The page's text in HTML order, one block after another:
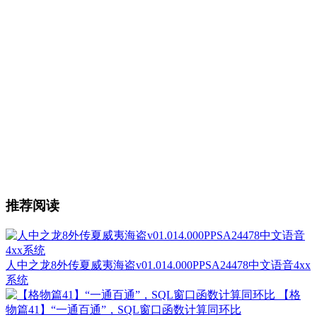
推荐阅读
人中之龙8外传夏威夷海盗v01.014.000PPSA24478中文语音4xx
系统
【格
物篇41】“一通百通”，SQL窗口函数计算同环比